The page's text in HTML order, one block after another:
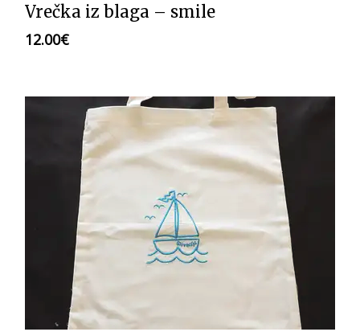
Vrečka iz blaga – smile
12.00€